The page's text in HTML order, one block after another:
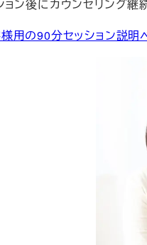
ョン後にカウンセリング
用の90分セッション説明